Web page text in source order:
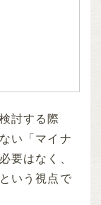
討する際
い「マイナ
要はなく、
いう視点で